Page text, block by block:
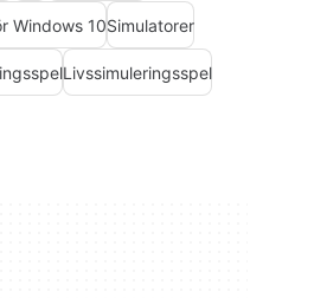
Windows 10Simulatorer
Livssimuleringsspel